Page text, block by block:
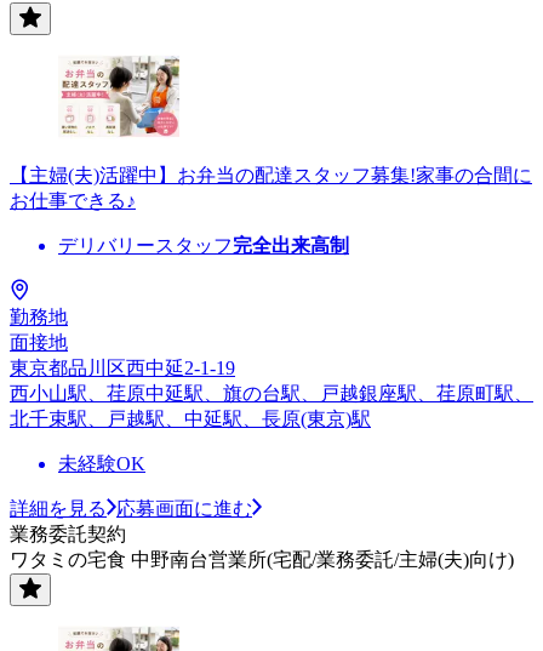
【主婦(夫)活躍中】お弁当の配達スタッフ募集!家事の合間に
お仕事できる♪
デリバリースタッフ完全出来高制
勤務地
面接地
東京都品川区西中延2-1-19
西小山駅、荏原中延駅、旗の台駅、戸越銀座駅、荏原町駅、
北千束駅、戸越駅、中延駅、長原(東京)駅
未経験OK
詳細を見る
応募画面に進む
業務委託契約
ワタミの宅食 中野南台営業所(宅配/業務委託/主婦(夫)向け)